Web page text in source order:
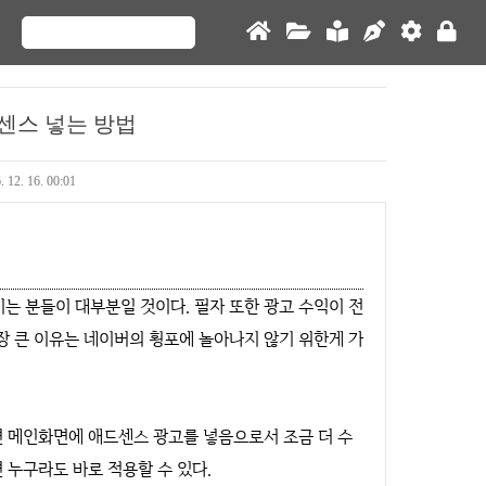
스 넣는 방법
12. 16. 00:01
분들이 대부분일 것이다. 필자 또한 광고 수익이 전
큰 이유는 네이버의 횡포에 놀아나지 않기 위한게 가
인화면에 애드센스 광고를 넣음으로서 조금 더 수
구라도 바로 적용할 수 있다.